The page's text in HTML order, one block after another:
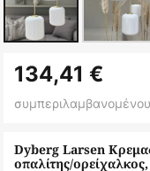
στην
αρχή
συλλογής
εικόνων
Dyberg Larsen
οπαλίτης/
134,41 €